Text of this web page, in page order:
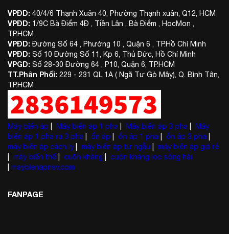
VPĐD: 40/4/6 Thạnh Xuân 40, Phường Thạnh xuân, Q12, HCM
VPĐD: 1/9C Bà Điểm 4Đ , Tiền Lân , Bà Điểm , HocMon ,
TP.HCM
VPĐD: Đường Số 64 , Phường 10 , Quận 6 , TP.Hồ Chí Minh
VPĐD: Số 10 Đường Số 11, Kp 6, Thủ Đức, Hồ Chí Minh
VPGD: Số 28-30 Đường 64 , P10, Quận 6, TP.HCM
TT.Phân Phối: 229 - 231 QL 1A ( Ngã Tư Gò Mây), Q. Bình Tân,
TP.HCM
Máy biến áp Máy biến áp 1 pha Máy biến áp 3 pha
Máy
biến áp 1 pha ra 3 pha
ổn áp ổn áp 1 pha ổn áp 3 pha
máy biến áp cách ly
máy biến áp tự ngẫu
máy biến áp giá rẻ
máy biến thế cuộn kháng
cuộn kháng lọc sóng hài
maybienapnsv.com
FANPAGE